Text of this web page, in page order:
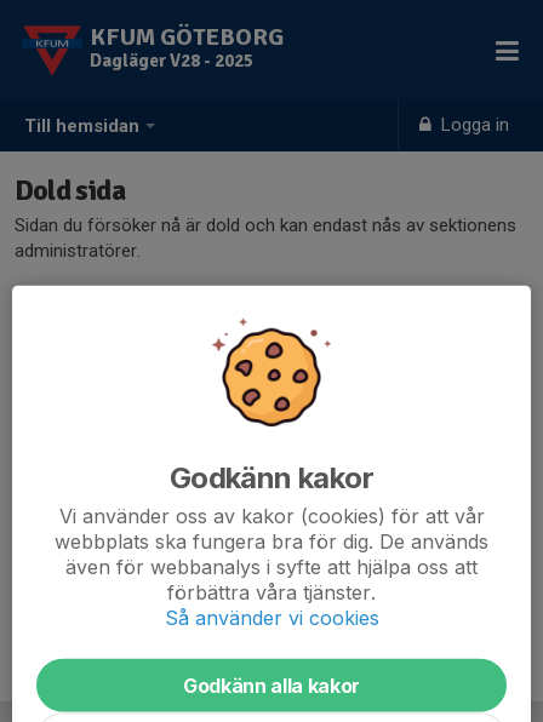
Till hemsidan Logga in
KFUM GÖTEBORG
Dagläger V28 - 2025
Dold sida
Sidan du försöker nå är dold och kan endast nås av sektionens
administratörer.
Godkänn kakor
Vi använder oss av kakor (cookies) för att vår
webbplats ska fungera bra för dig. De används
även för webbanalys i syfte att hjälpa oss att
förbättra våra tjänster.
Så använder vi cookies
Godkänn alla kakor